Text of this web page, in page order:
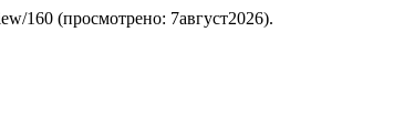
160 (просмотрено: 7август2026).